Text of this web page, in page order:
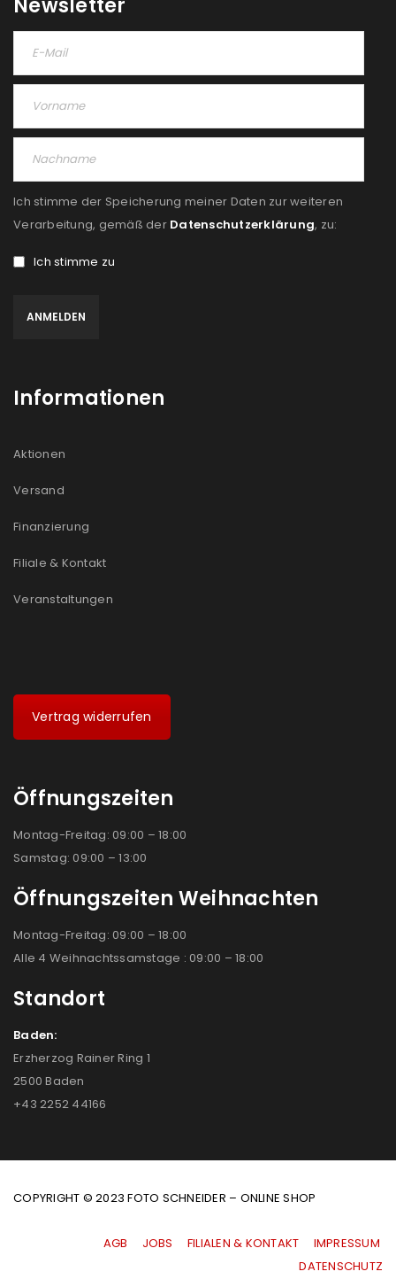
ANMELDEN
PASSWORT VERGESSEN?
REGISTRIEREN
E-Mail-Adresse
NEWSLETTER ABONNIEREN
Newsletter
Ich stimme der Speicherung meiner Daten zur weiteren
Verarbeitung, gemäß der Datenschutzerklärung, zu:
Ich stimme zu
Informationen
Aktionen
Versand
Finanzierung
Filiale & Kontakt
Veranstaltungen
Vertrag widerrufen
Öffnungszeiten
Montag-Freitag: 09:00 – 18:00
Samstag: 09:00 – 13:00
Öffnungszeiten Weihnachten
Montag-Freitag: 09:00 – 18:00
Alle 4 Weihnachtssamstage : 09:00 – 18:00
Standort
Baden:
Erzherzog Rainer Ring 1
2500 Baden
+43 2252 44166
COPYRIGHT © 2023 FOTO SCHNEIDER – ONLINE SHOP
AGB JOBS FILIALEN & KONTAKT
IMPRESSUM
|DATENSCHUTZ